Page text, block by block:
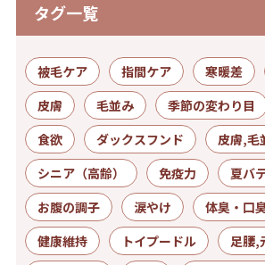
タグ⼀覧
被毛ケア 指間ケア 寒暖差
皮膚
毛並み 季節の変わり目
食欲
ダックスフンド
皮膚,毛
シニア（高齢）
免疫力 夏バ
お腹の調子
涙やけ 体臭・口
健康維持
トイプードル 足腰,